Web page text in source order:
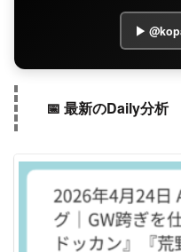
▶
📅 最新のDaily分析